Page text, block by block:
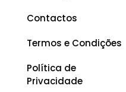
Contactos
Termos e Condições
Política de
Privacidade